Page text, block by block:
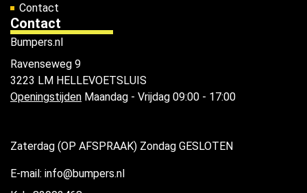
Contact
Contact
Bumpers.nl
Ravenseweg 9
3223 LM HELLEVOETSLUIS
Openingstijden Maandag - Vrijdag 09:00 - 17:00
Zaterdag (OP AFSPRAAK) Zondag GESLOTEN
E-mail: info@bumpers.nl